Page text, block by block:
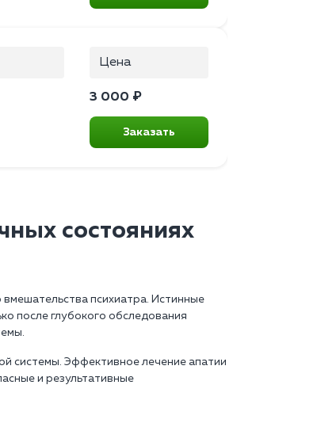
Цена
3 000 ₽
Заказать
состояниях
вмешательства психиатра. Истинные
после глубокого обследования
системы. Эффективное лечение апатии
и результативные